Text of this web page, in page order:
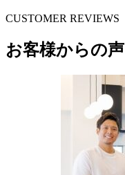
CUSTOMER REVIEWS
お客様からの声